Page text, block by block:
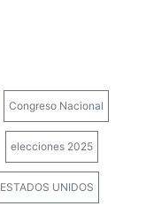
Congreso Nacional
elecciones 2025
ESTADOS UNIDOS